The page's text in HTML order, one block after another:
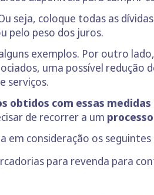
seja, coloque todas as
pelo peso dos juros.
exemplos. Por outro
uma possível redução
serviços.
com essas
de recorrer a um
em consideração os seguintes
para revenda para